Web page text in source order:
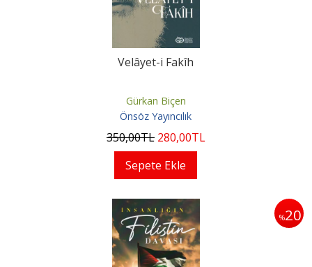
Velâyet-i Fakîh
Gürkan Biçen
Önsöz Yayıncılık
350,00TL 280,00TL
Sepete Ekle
%20